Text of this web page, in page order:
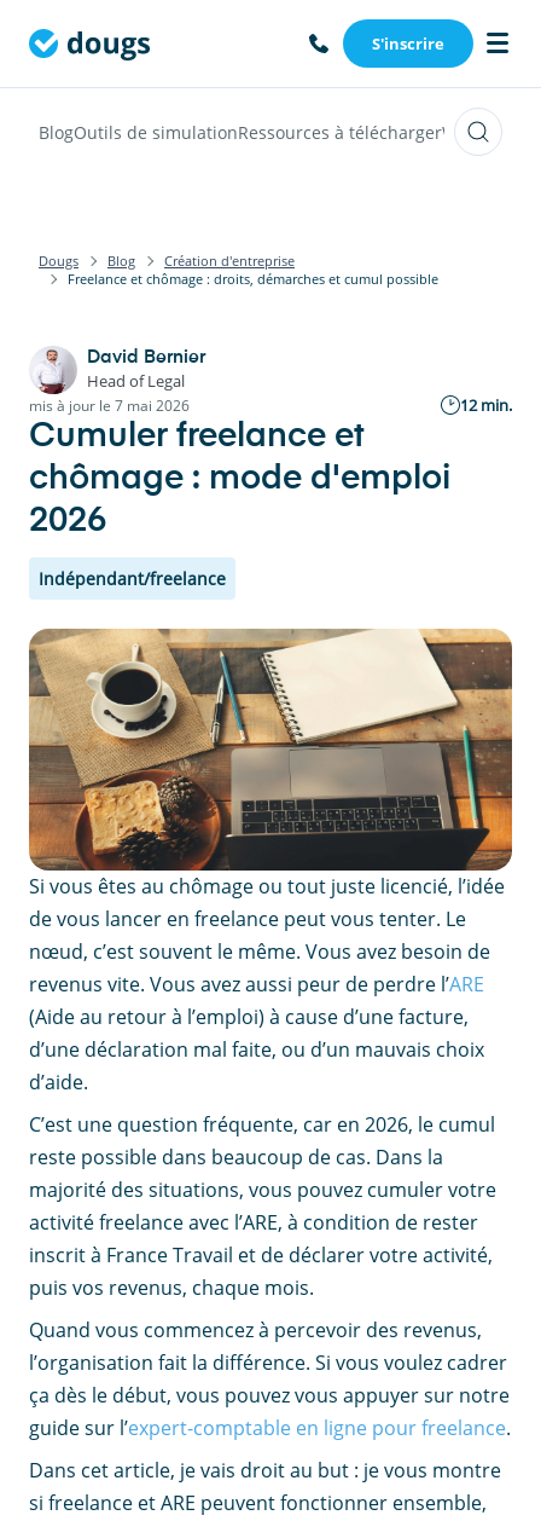
S'inscrire
BlogOutils de simulationRessources à téléchargerWebinars
Dougs Blog
Création d'entreprise
Freelance et chômage : droits, démarches et cumul possible
David Bernier
Head of Legal
mis à jour le 7 mai 2026 12 min.
Cumuler freelance et
chômage : mode d'emploi
2026
Indépendant/freelance
Si vous êtes au chômage ou tout juste licencié, l’idée
de vous lancer en freelance peut vous tenter. Le
nœud, c’est souvent le même. Vous avez besoin de
revenus vite. Vous avez aussi peur de perdre l’ARE
(Aide au retour à l’emploi) à cause d’une facture,
d’une déclaration mal faite, ou d’un mauvais choix
d’aide.
C’est une question fréquente, car en 2026, le cumul
reste possible dans beaucoup de cas. Dans la
majorité des situations, vous pouvez cumuler votre
activité freelance avec l’ARE, à condition de rester
inscrit à France Travail et de déclarer votre activité,
puis vos revenus, chaque mois.
Quand vous commencez à percevoir des revenus,
l’organisation fait la différence. Si vous voulez cadrer
ça dès le début, vous pouvez vous appuyer sur notre
guide sur l’expert-comptable en ligne pour freelance.
Dans cet article, je vais droit au but : je vous montre
si freelance et ARE peuvent fonctionner ensemble,